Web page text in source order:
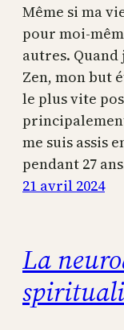
Même si ma
pour moi-
autres. Quand
Zen, mon but
le plus vite
me suis assis
pendant 27
21 avril 2024
La